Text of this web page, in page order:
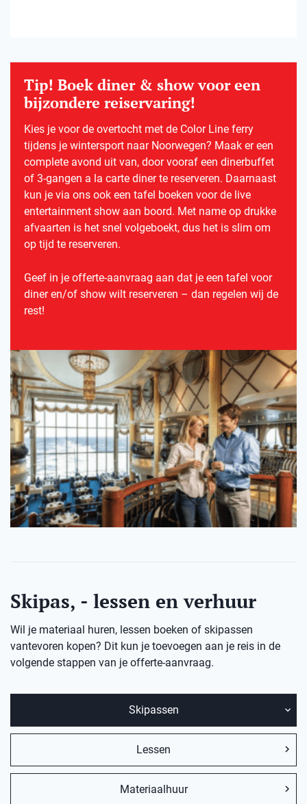
Tip! Boek diner & show voor een
bijzondere reiservaring!
Kies je voor de overtocht met de Color Line ferry
tijdens je wintersport naar Noorwegen? Maak er een
complete avond uit van, door vooraf een dinerbuffet
of 3-gangen a la carte diner te reserveren. Daarnaast
kun je via ons ook een tafel boeken voor de live
entertainment show aan boord. Met name op drukke
afvaarten is het snel volgeboekt, dus het is slim om
op tijd te reserveren.
Geef in je offerte-aanvraag aan dat je een tafel voor
diner en/of show wilt reserveren – dan regelen wij de
rest!
Skipas, - lessen en verhuur
Wil je materiaal huren, lessen boeken of skipassen
vantevoren kopen? Dit kun je toevoegen aan je reis in de
volgende stappen van je offerte-aanvraag.
Skipassen
Lessen
Materiaalhuur